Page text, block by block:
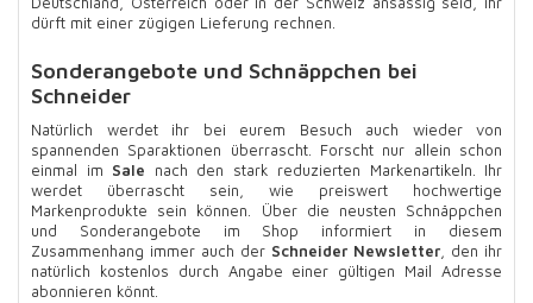
dürft mit einer zügigen Lieferung rechnen.
Sonderangebote und Schnäppchen bei
Schneider
Natürlich werdet ihr bei eurem Besuch auch wieder von
spannenden Sparaktionen überrascht. Forscht nur allein schon
einmal im Sale nach den stark reduzierten Markenartikeln. Ihr
werdet überrascht sein, wie preiswert hochwertige
Markenprodukte sein können. Über die neusten Schnäppchen
und Sonderangebote im Shop informiert in diesem
Zusammenhang immer auch der Schneider Newsletter, den ihr
natürlich kostenlos durch Angabe einer gültigen Mail Adresse
abonnieren könnt.